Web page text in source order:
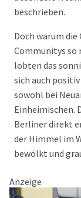
beschrieben.
Doch warum
Communitys so
lobten das
sich auch
sowohl bei
Einheimischen.
Berliner direkt
der Himmel im
bewölkt und
Anzeige